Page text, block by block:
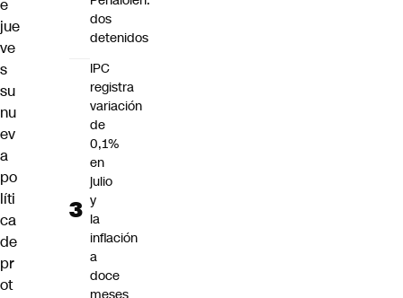
e
jue
ve
s
su
nu
ev
a
po
líti
ca
de
pr
ot
dos
detenidos
IPC
registra
variación
de
0,1%
en
julio
y
la
inflación
a
doce
meses